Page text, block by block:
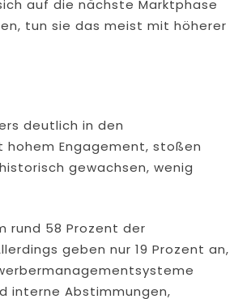
auf die nächste Marktphase
tun sie das meist mit höherer
deutlich in den
Engagement, stoßen
gewachsen, wenig
rund 58 Prozent der
geben nur 19 Prozent an,
interne Abstimmungen,